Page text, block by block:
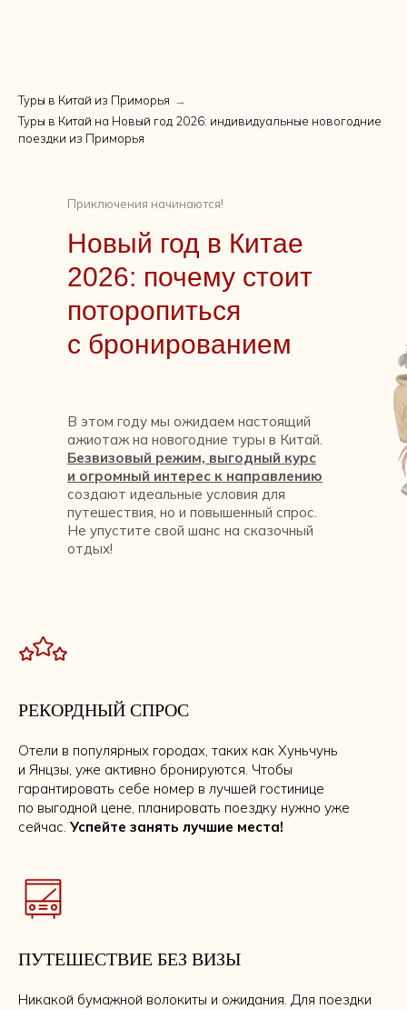
Туры в Китай из Приморья →
Туры в Китай на Новый год 2026: индивидуальные новогодние
поездки из Приморья
Новый год в Китае
2026: почему стоит
поторопиться
с бронированием
В этом году мы ожидаем настоящий
ажиотаж на новогодние туры в Китай.
Безвизовый режим, выгодный курс
и огромный интерес к направлению
создают идеальные условия для
путешествия, но и повышенный спрос.
Не упустите свой шанс на сказочный
отдых!
Приключения начинаются!
РЕКОРДНЫЙ СПРОС
Отели в популярных городах, таких как Хуньчунь
и Янцзы, уже активно бронируются. Чтобы
гарантировать себе номер в лучшей гостинице
по выгодной цене, планировать поездку нужно уже
сейчас. Успейте занять лучшие места!
ПУТЕШЕСТВИЕ БЕЗ ВИЗЫ
Никакой бумажной волокиты и ожидания. Для поездки